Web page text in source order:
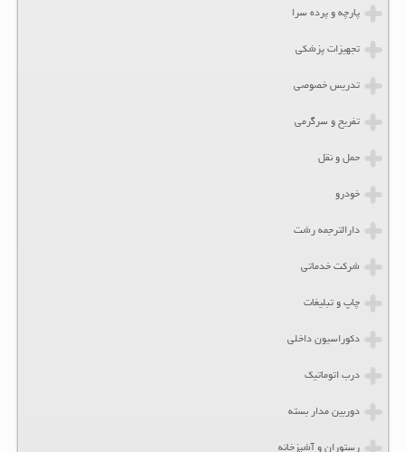
پارچه و پرده سرا
تجهیزات پزشکی
تدریس خصوصی
تفریح و سرگرمی
حمل و نقل
خودرو
دارالترجمه رشت
شرکت خدماتی
چاپ و تبلیغات
دکوراسیون داخلی
درب اتوماتیک
دوربین مدار بسته
رستوران و آشپزخانه